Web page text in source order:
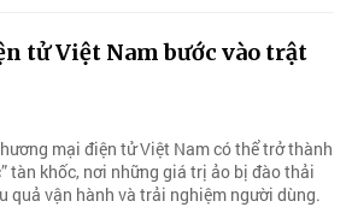
tử Việt Nam bước vào trật
mại điện tử Việt Nam có thể trở thành
tàn khốc, nơi những giá trị ảo bị đào thải
quả vận hành và trải nghiệm người dùng.